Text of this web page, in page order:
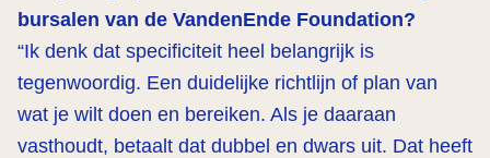
bursalen van de VandenEnde Foundation?
“Ik denk dat specificiteit heel belangrijk is
tegenwoordig. Een duidelijke richtlijn of plan van
wat je wilt doen en bereiken. Als je daaraan
vasthoudt, betaalt dat dubbel en dwars uit. Dat heeft